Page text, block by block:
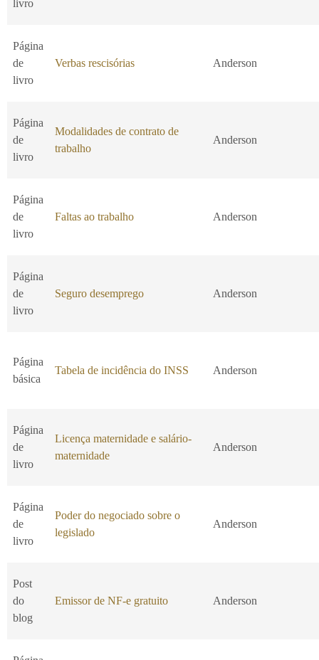
livro
Página
de
livro
Verbas rescisórias Anderson
Página
de
livro
Modalidades de contrato de
trabalho
Anderson
Página
de
livro
Faltas ao trabalho Anderson
Página
de
livro
Seguro desemprego Anderson
Página
básica
Tabela de incidência do INSS Anderson
Página
de
livro
Licença maternidade e salário-
maternidade
Anderson
Página
de
livro
Poder do negociado sobre o
legislado
Anderson
Post
do
blog
Emissor de NF-e gratuito Anderson